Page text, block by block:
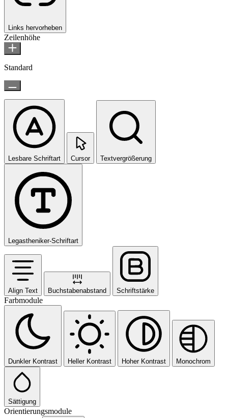
Links hervorheben
Zeilenhöhe
Standard
Lesbare Schriftart Cursor Textvergrößerung
Legastheniker-Schriftart
Align Text Buchstabenabstand Schriftstärke
Farbmodule
Dunkler Kontrast Heller Kontrast Hoher Kontrast Monochrom
Sättigung
Orientierungsmodule